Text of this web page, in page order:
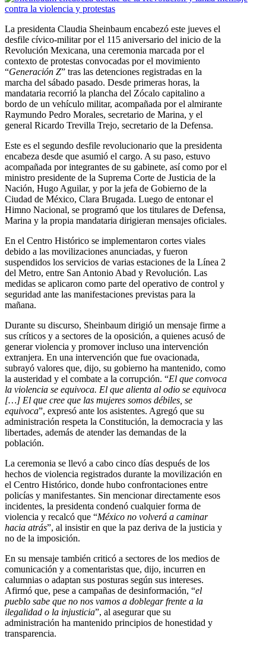
La presidenta Claudia Sheinbaum encabezó este jueves el
desfile cívico-militar por el 115 aniversario del inicio de la
Revolución Mexicana, una ceremonia marcada por el
contexto de protestas convocadas por el movimiento
“Generación Z” tras las detenciones registradas en la
marcha del sábado pasado. Desde primeras horas, la
mandataria recorrió la plancha del Zócalo capitalino a
bordo de un vehículo militar, acompañada por el almirante
Raymundo Pedro Morales, secretario de Marina, y el
general Ricardo Trevilla Trejo, secretario de la Defensa.
Este es el segundo desfile revolucionario que la presidenta
encabeza desde que asumió el cargo. A su paso, estuvo
acompañada por integrantes de su gabinete, así como por el
ministro presidente de la Suprema Corte de Justicia de la
Nación, Hugo Aguilar, y por la jefa de Gobierno de la
Ciudad de México, Clara Brugada. Luego de entonar el
Himno Nacional, se programó que los titulares de Defensa,
Marina y la propia mandataria dirigieran mensajes oficiales.
En el Centro Histórico se implementaron cortes viales
debido a las movilizaciones anunciadas, y fueron
suspendidos los servicios de varias estaciones de la Línea 2
del Metro, entre San Antonio Abad y Revolución. Las
medidas se aplicaron como parte del operativo de control y
seguridad ante las manifestaciones previstas para la
mañana.
Durante su discurso, Sheinbaum dirigió un mensaje firme a
sus críticos y a sectores de la oposición, a quienes acusó de
generar violencia y promover incluso una intervención
extranjera. En una intervención que fue ovacionada,
subrayó valores que, dijo, su gobierno ha mantenido, como
la austeridad y el combate a la corrupción. “El que convoca
la violencia se equivoca. El que alienta al odio se equivoca
[…] El que cree que las mujeres somos débiles, se
equivoca”, expresó ante los asistentes. Agregó que su
administración respeta la Constitución, la democracia y las
libertades, además de atender las demandas de la
población.
La ceremonia se llevó a cabo cinco días después de los
hechos de violencia registrados durante la movilización en
el Centro Histórico, donde hubo confrontaciones entre
policías y manifestantes. Sin mencionar directamente esos
incidentes, la presidenta condenó cualquier forma de
violencia y recalcó que “México no volverá a caminar
hacia atrás”, al insistir en que la paz deriva de la justicia y
no de la imposición.
En su mensaje también criticó a sectores de los medios de
comunicación y a comentaristas que, dijo, incurren en
calumnias o adaptan sus posturas según sus intereses.
Afirmó que, pese a campañas de desinformación, “el
pueblo sabe que no nos vamos a doblegar frente a la
ilegalidad o la injusticia”, al asegurar que su
administración ha mantenido principios de honestidad y
transparencia.